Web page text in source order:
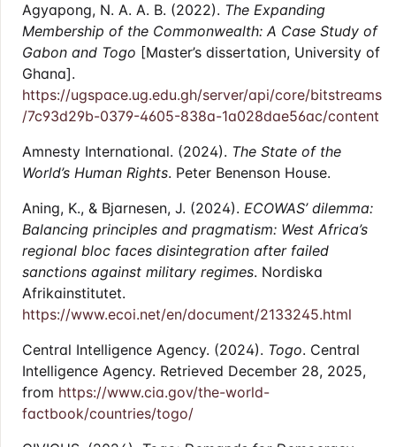
Agyapong, N. A. A. B. (2022). The Expanding
Membership of the Commonwealth: A Case Study of
Gabon and Togo [Master’s dissertation, University of
Ghana].
https://ugspace.ug.edu.gh/server/api/core/bitstreams
/7c93d29b-0379-4605-838a-1a028dae56ac/content
Amnesty International. (2024). The State of the
World’s Human Rights. Peter Benenson House.
Aning, K., & Bjarnesen, J. (2024). ECOWAS’ dilemma:
Balancing principles and pragmatism: West Africa’s
regional bloc faces disintegration after failed
sanctions against military regimes. Nordiska
Afrikainstitutet.
https://www.ecoi.net/en/document/2133245.html
Central Intelligence Agency. (2024). Togo. Central
Intelligence Agency. Retrieved December 28, 2025,
from https://www.cia.gov/the-world-
factbook/countries/togo/